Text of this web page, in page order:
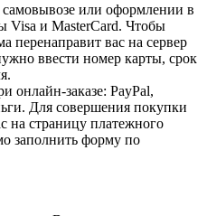
или оформлении в
Visa и MasterCard. Чтобы
перенаправит вас на сервер
ввести номер карты, срок
онлайн-заказе: PayPal,
Для совершения покупки
на страницу платежного
заполнить форму по